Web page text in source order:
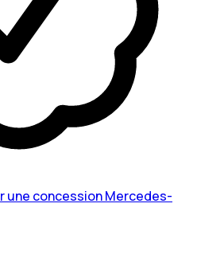
une concession Mercedes-